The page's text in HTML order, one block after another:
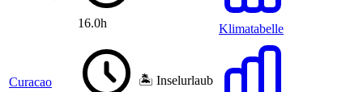
16.0h Klimatabelle
Curacao 🏝️ Inselurlaub